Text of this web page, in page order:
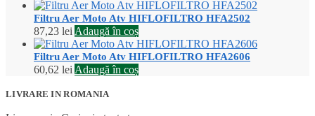
Filtru Aer Moto Atv HIFLOFILTRO HFA2502
87,23 lei Adaugă în coș
Filtru Aer Moto Atv HIFLOFILTRO HFA2606
60,62 lei Adaugă în coș
LIVRARE IN ROMANIA